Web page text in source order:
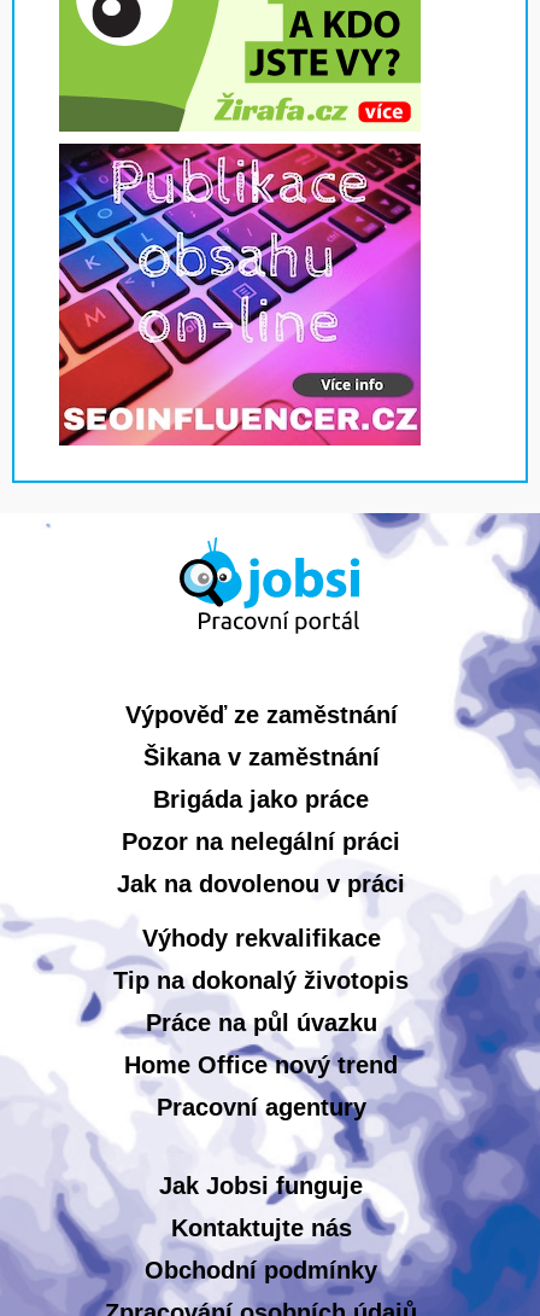
Výpověď ze zaměstnání
Šikana v zaměstnání
Brigáda jako práce
Pozor na nelegální práci
Jak na dovolenou v práci
Výhody rekvalifikace
Tip na dokonalý životopis
Práce na půl úvazku
Home Office nový trend
Pracovní agentury
Jak Jobsi funguje
Kontaktujte nás
Obchodní podmínky